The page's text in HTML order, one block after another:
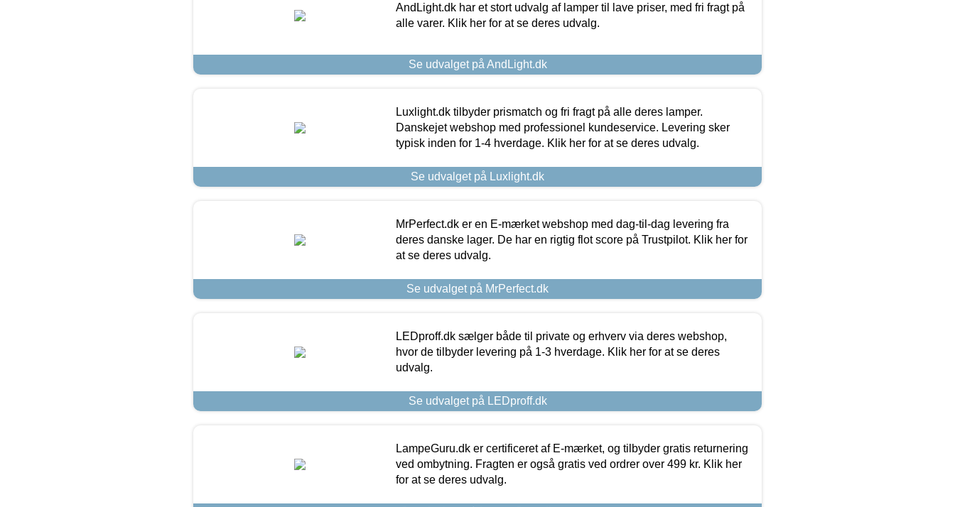
AndLight.dk har et stort udvalg af lamper til lave priser, med fri fragt på
alle varer. Klik her for at se deres udvalg.
Se udvalget på AndLight.dk
Luxlight.dk tilbyder prismatch og fri fragt på alle deres lamper.
Danskejet webshop med professionel kundeservice. Levering sker
typisk inden for 1-4 hverdage. Klik her for at se deres udvalg.
Se udvalget på Luxlight.dk
MrPerfect.dk er en E-mærket webshop med dag-til-dag levering fra
deres danske lager. De har en rigtig flot score på Trustpilot. Klik her for
at se deres udvalg.
Se udvalget på MrPerfect.dk
LEDproff.dk sælger både til private og erhverv via deres webshop,
hvor de tilbyder levering på 1-3 hverdage. Klik her for at se deres
udvalg.
Se udvalget på LEDproff.dk
LampeGuru.dk er certificeret af E-mærket, og tilbyder gratis returnering
ved ombytning. Fragten er også gratis ved ordrer over 499 kr. Klik her
for at se deres udvalg.